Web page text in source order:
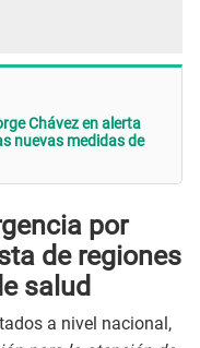
Chávez en alerta
nuevas medidas de
por
de regiones
salud
a nivel nacional,